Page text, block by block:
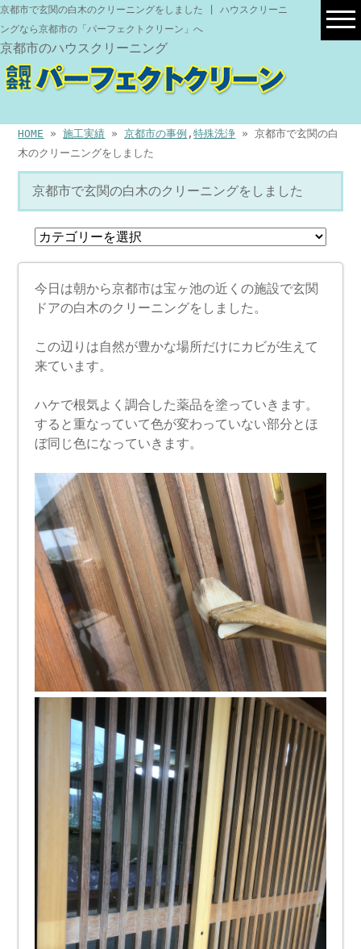
京都市で玄関の白木のクリーニングをしました | ハウスクリーニ
ングなら京都市の「パーフェクトクリーン」へ
京都市のハウスクリーニング
HOME »施工実績 »京都市の事例 ,特殊洗浄 » 京都市で玄関の白
木のクリーニングをしました
京都市で玄関の白木のクリーニングをしました
今日は朝から京都市は宝ヶ池の近くの施設で玄関
ドアの白木のクリーニングをしました。
この辺りは自然が豊かな場所だけにカビが生えて
来ています。
ハケで根気よく調合した薬品を塗っていきます。
すると重なっていて色が変わっていない部分とほ
ぼ同じ色になっていきます。